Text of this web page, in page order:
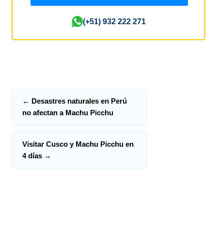
(+51) 932 222 271
← Desastres naturales en Perú
no afectan a Machu Picchu
Visitar Cusco y Machu Picchu en
4 días →